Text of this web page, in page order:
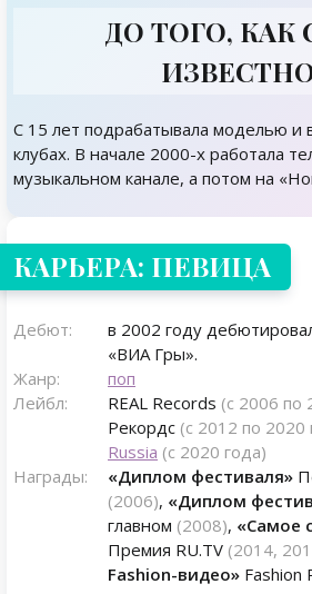
ДО ТОГО, КАК
С 15 лет подрабатывала моделью
клубах. В начале 2000-х работала
музыкальном канале, а потом на
КАРЬЕРА: ПЕВИЦА
Дебют:
в 2002 году
«ВИА Гры».
Жанр:
поп
Лейбл:
REAL Records (с 2006 по
Рекордс (с 2012 по 2020
Russia (с 2020 года)
Награды:
«Диплом фестиваля»
(2006), «Диплом
главном (2008), «Самое
Премия RU.TV (2014,
Fashion-видео» Fashion